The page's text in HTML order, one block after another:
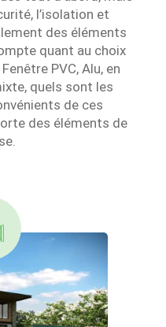
l’isolation et
des éléments
quant au choix
PVC, Alu, en
quels sont les
de ces
des éléments de